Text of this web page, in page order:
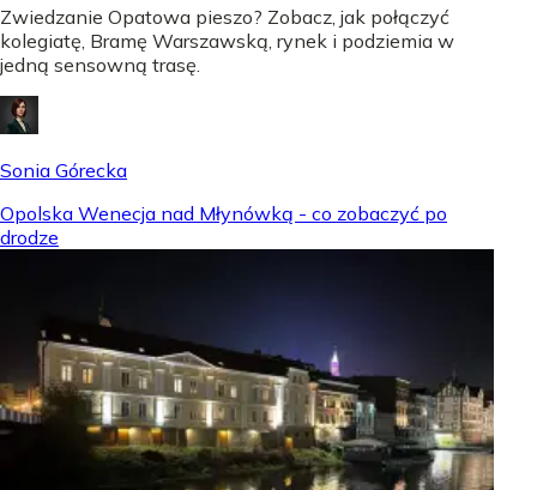
Zwiedzanie Opatowa pieszo? Zobacz, jak połączyć
kolegiatę, Bramę Warszawską, rynek i podziemia w
jedną sensowną trasę.
Sonia Górecka
Opolska Wenecja nad Młynówką - co zobaczyć po
drodze